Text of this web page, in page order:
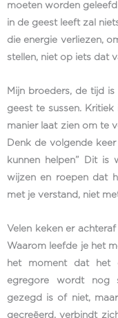
moeten worden
in de geest leeft zal
die energie verliezen,
stellen, niet op iets dat
Mijn broeders, de tijd
geest te sussen.
manier laat zien om te
Denk de volgende
kunnen helpen” Dit is
wijzen en roepen dat
met je verstand, niet
Velen keken er
Waarom leefde je het
het moment dat het
egregore wordt nog
gezegd is of niet,
gecreëerd, verbindt